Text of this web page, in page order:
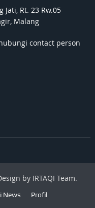
Jati, Rt. 23 Rw.05
Malang
contact person
by IRTAQI Team.
News Profil